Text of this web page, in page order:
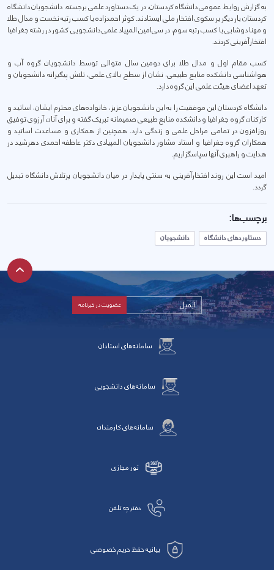
به گزارش روابط عمومی دانشگاه کردستان، در یک دستاورد علمی برجسته، دانشجویان دانشگاه
کردستان بار دیگر بر سکوی افتخار ملی ایستادند. کوثر احمدزاده با کسب رتبه نخست و مدال طلا
و مهنا دوشابی با کسب رتبه سوم، در سی‌امین المپیاد علمی دانشجویی کشور در رشته جغرافیا
افتخارآفرینی کردند.
کسب مقام اول و مدال طلا برای دومین سال متوالی توسط دانشجویان گروه آب و
هواشناسی دانشکده منابع طبیعی، نشان از سطح بالای علمی، تلاش پیگیرانه دانشجویان و
تعهد اعضای هیئت علمی این گروه دارد.
دانشگاه کردستان این موفقیت را به این دانشجویان عزیز، خانواده‌های محترم ایشان، اساتید و
کارکنان گروه جغرافیا و دانشکده منابع طبیعی صمیمانه تبریک گفته و برای آنان آرزوی توفیق
روزافزون در تمامی مراحل علمی و زندگی دارد. همچنین از همکاری و مساعدت اساتید و
همکاران گروه جغرافیا و استاد مشاور دانشجویان المپیادی دکتر عاطفه احمدی دهرشید در
هدایت و راهبری آنها سپاسگزاریم.
امید است این روند افتخارآفرینی به سنتی پایدار در میان دانشجویان پرتلاش دانشگاه تبدیل
گردد.
برچسب‌ها:
دستاوردهای دانشگاه دانشجویان
سامانه‌های استادان
سامانه‌های دانشجویی
سامانه‌های کارمندان
تور مجازی
دفترچه تلفن
بیانیه حفظ حریم خصوصی